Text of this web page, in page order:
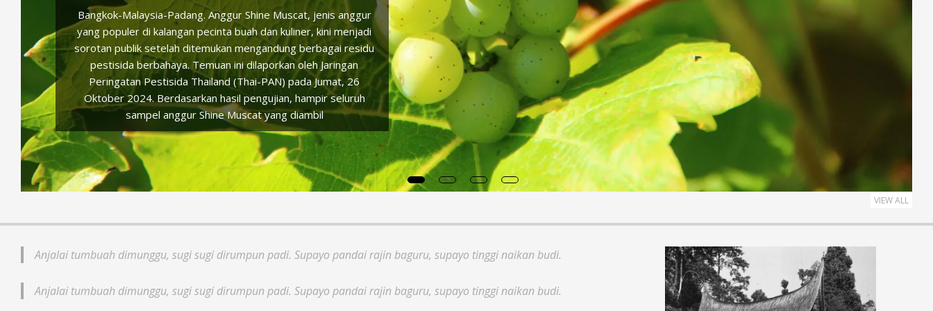
Gempa Terkini! Guncang Pangandaran
Padang, 22 Oktober 2024 – Sebuah gempa berkekuatan 5,0
Magnitudo mengguncang wilayah Pangandaran, Jawa Barat, pada
Selasa malam (22/10) pukul 19:43 WIB. Badan Meteorologi,
Klimatologi, dan Geofisika (BMKG) melaporkan bahwa pusat
gempa berada di laut, tepatnya 18 km barat daya Kabupaten
Pangandaran, dengan kedalaman 72 km. Getaran gempa
dirasakan hingga